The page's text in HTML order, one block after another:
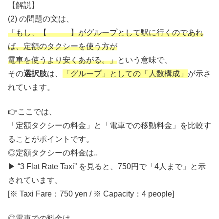
【解説】
(2) の問題の文は、
「もし、【 】がグループとして駅に行くのであれ
ば、定額のタクシーを使う方が
電車を使うより安くあがる。」という意味で、
その選択肢は、 「グループ」としての「人数構成」 が示さ
れています。
👉ここでは、
「定額タクシーの料金」と「電車での移動料金」を比較す
ることがポイントです。
◎定額タクシーの料金は..
▶︎ “3 Flat Rate Taxi” を見ると、750円で「4人まで」と示
されています。
[※ Taxi Fare：750 yen / ※ Capacity：4 people]